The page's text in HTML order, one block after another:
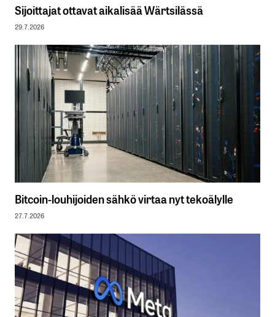
Sijoittajat ottavat aikalisää Wärtsilässä
29.7.2026
Bitcoin-louhijoiden sähkö virtaa nyt tekoälylle
27.7.2026